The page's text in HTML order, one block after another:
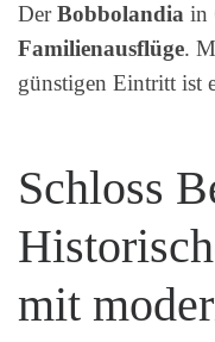
DerBobbolandia in
Familienausflüge.
günstigen Eintritt ist
Schloss
mit